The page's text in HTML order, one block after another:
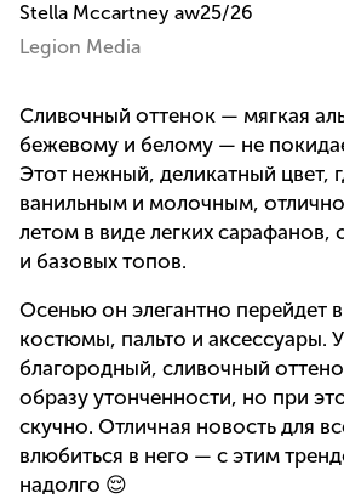
Stella Mccartney aw25/26
Legion Media
Сливочный оттенок — мягкая
бежевому и белому — не
Этот нежный, деликатный цвет,
ванильным и молочным,
летом в виде легких сарафанов,
и базовых топов.
Осенью он элегантно перейдет
костюмы, пальто и аксессуары.
благородный, сливочный
образу утонченности, но при
скучно. Отличная новость для
влюбиться в него — с этим
надолго 😌